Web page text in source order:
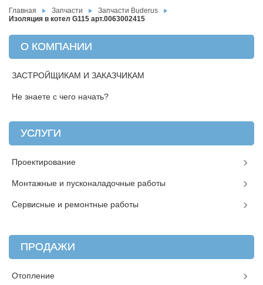
Главная Запчасти
Запчасти Buderus
Изоляция в котел G115 арт.0063002415
О КОМПАНИИ
ЗАСТРОЙЩИКАМ И ЗАКАЗЧИКАМ
Не знаете с чего начать?
УСЛУГИ
Проектирование
Монтажные и пусконаладочные работы
Сервисные и ремонтные работы
ПРОДАЖИ
Отопление